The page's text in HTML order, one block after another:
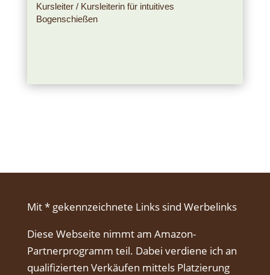
Kursleiter / Kursleiterin für intuitives
Bogenschießen
Mit * gekennzeichnete Links sind Werbelinks
Diese Webseite nimmt am Amazon-
Partnerprogramm teil. Dabei verdiene ich an
qualifizierten Verkäufen mittels Platzierung